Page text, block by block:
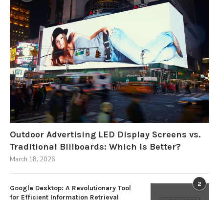
Outdoor Advertising LED Display Screens vs.
Traditional Billboards: Which Is Better?
March 18, 2026
2
Google Desktop: A Revolutionary Tool
for Efficient Information Retrieval